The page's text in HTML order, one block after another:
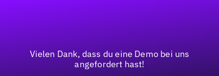
Vielen Dank, dass du eine Demo bei uns
angefordert hast!